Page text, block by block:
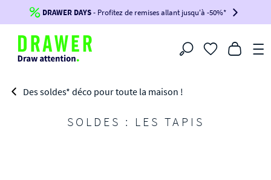
Jusqu'à-100€*sur votre commande !
BIKINI100
-voir conditions en bas de page-
DRAWER DAYS- Profitez de remises allant jusqu'à -50%*
Filtrer
Des soldes* déco pour toute la maison !
SOLDES : LES TAPIS